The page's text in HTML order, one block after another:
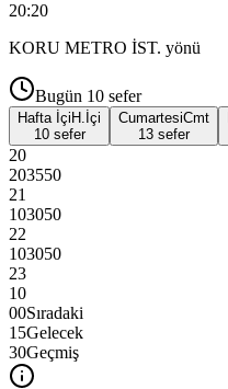
20:20
KORU METRO İST. yönü
Bugün 10 sefer
Hafta İçi H.İçi
10 sefer
CumartesiCmt
13 sefer
20
203550
21
103050
22
103050
23
10
00Sıradaki
15Gelecek
30Geçmiş